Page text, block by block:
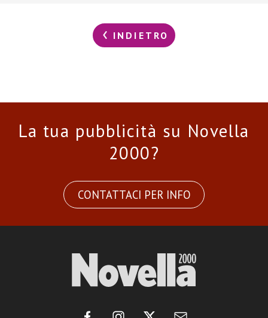
INDIETRO
La tua pubblicità su Novella
2000?
CONTATTACI PER INFO